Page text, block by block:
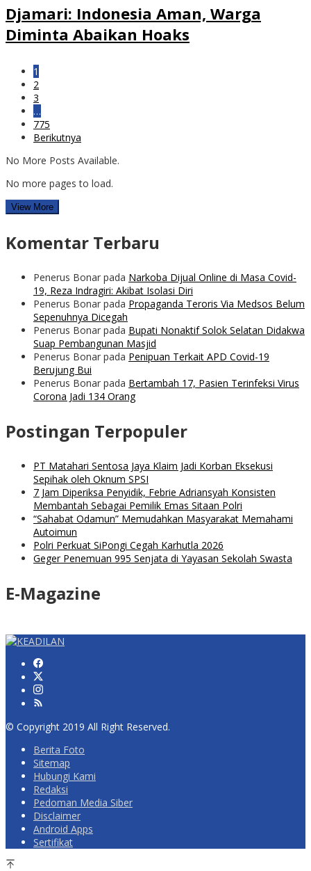
Djamari: Indonesia Aman, Warga
Diminta Abaikan Hoaks
1
2
3
…
775
Berikutnya
No More Posts Available.
No more pages to load.
View More
Komentar Terbaru
Penerus Bonar pada Narkoba Dijual Online di Masa Covid-
19, Reza Indragiri: Akibat Isolasi Diri
Penerus Bonar pada Propaganda Teroris Via Medsos Belum
Sepenuhnya Dicegah
Penerus Bonar pada Bupati Nonaktif Solok Selatan Didakwa
Suap Pembangunan Masjid
Penerus Bonar pada Penipuan Terkait APD Covid-19
Berujung Bui
Penerus Bonar pada Bertambah 17, Pasien Terinfeksi Virus
Corona Jadi 134 Orang
Postingan Terpopuler
PT Matahari Sentosa Jaya Klaim Jadi Korban Eksekusi
Sepihak oleh Oknum SPSI
7 Jam Diperiksa Penyidik, Febrie Adriansyah Konsisten
Membantah Sebagai Pemilik Emas Sitaan Polri
“Sahabat Odamun” Memudahkan Masyarakat Memahami
Autoimun
Polri Perkuat SiPongi Cegah Karhutla 2026
Geger Penemuan 995 Senjata di Yayasan Sekolah Swasta
E-Magazine
© Copyright 2019 All Right Reserved.
Berita Foto
Sitemap
Hubungi Kami
Redaksi
Pedoman Media Siber
Disclaimer
Android Apps
Sertifikat